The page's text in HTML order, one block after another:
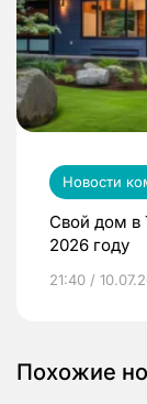
Новости
Свой дом в
2026 году
21:40 /
Похожие